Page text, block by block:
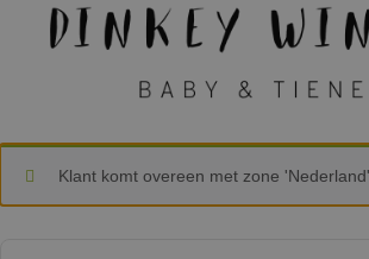
Klant komt overeen met zone 'Nederland'